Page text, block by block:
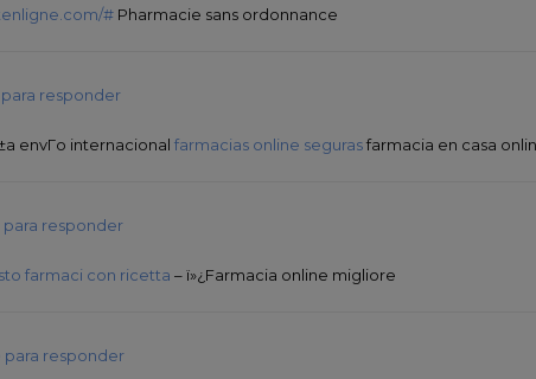
# Pharmacie sans ordonnance
responder
envГ­o internacional farmacias online segurasfarmacia en casa
responder
farmaci con ricetta – ï»¿Farmacia online migliore
para responder